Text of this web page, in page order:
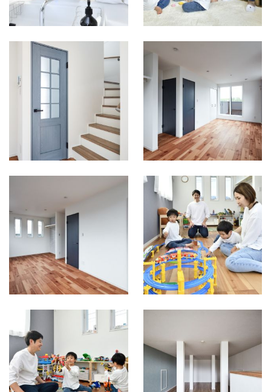
2doorBEDROOMの
子供部屋
引っ越し後は楽し
い☆楽しい子供部
屋になりました！
広々小屋裏収納
BEFORE